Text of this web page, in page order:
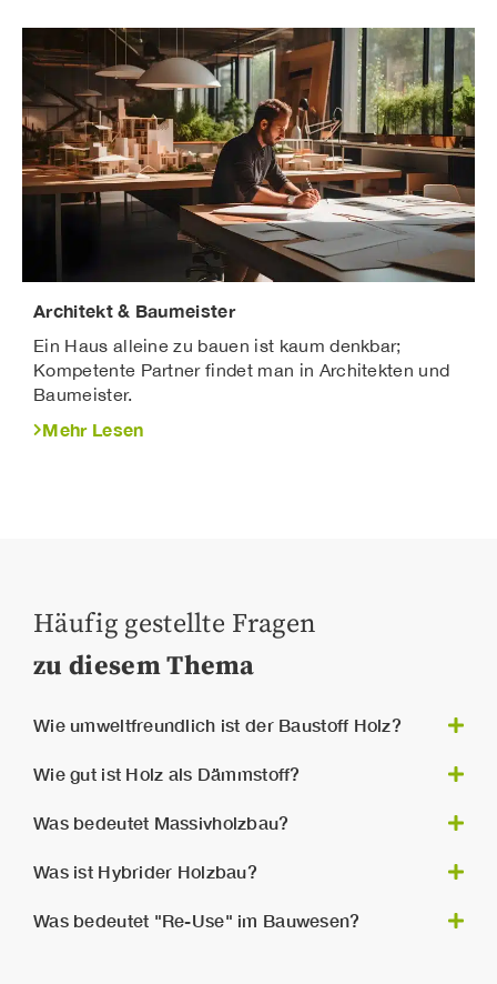
Architekt & Baumeister
Ein Haus alleine zu bauen ist kaum denkbar;
Kompetente Partner findet man in Architekten und
Baumeister.
Mehr Lesen
Häufig gestellte Fragen
zu diesem Thema
Wie umweltfreundlich ist der Baustoff Holz?
Holz ist einnachwachsender Rohstoff
wenig Energie bei seiner Bereitstellung.
Wie gut ist Holz als Dämmstoff?
Holz ist ein sehrguter Dämmstoff
Luftanteil im interzellularen Gewebe ist für
Was bedeutet Massivholzbau?
Der Massivholzbau unterscheidet sich von den
Skelett- oder dem Holzrahmenbau durch einen
Was ist Hybrider Holzbau?
Der Hybride Holzbau verbindet dieVorteile
Was bedeutet "Re-Use" im Bauwesen?